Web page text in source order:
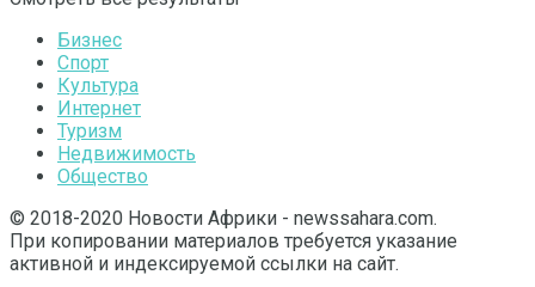
Бизнес
Спорт
Культура
Интернет
Туризм
Недвижимость
Общество
© 2018-2020 Новости Африки - newssahara.com.
При копировании материалов требуется указание
активной и индексируемой ссылки на сайт.